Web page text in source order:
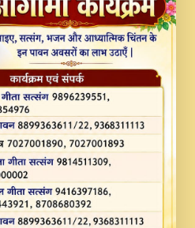
Ji.mp3
KANTH KALER
SONG 2017
Ji Maharaj Pad - A
Indresh Ji
Best Devotional